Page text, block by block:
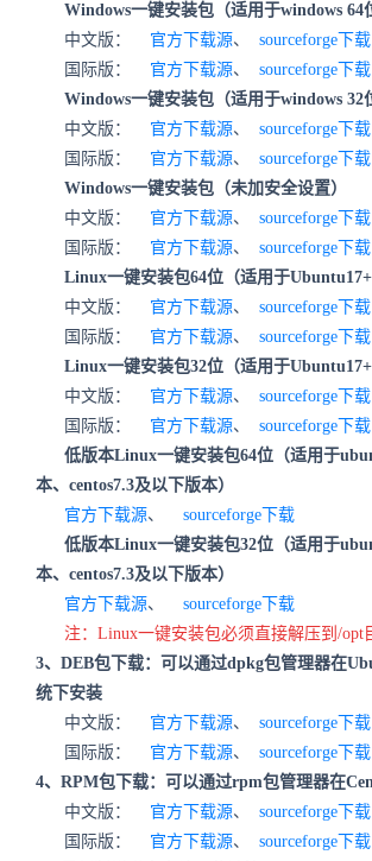
Windows一键安装包（适用于windows 64
中文版： 官方下载源、 sourceforge下载
国际版： 官方下载源、 sourceforge下载
Windows一键安装包（适用于windows 32
中文版： 官方下载源、 sourceforge下载
国际版： 官方下载源、 sourceforge下载
Windows一键安装包（未加安全设置）
中文版： 官方下载源、 sourceforge下载
国际版： 官方下载源、 sourceforge下载
Linux一键安装包64位（适用于Ubuntu17+
中文版： 官方下载源、 sourceforge下载
国际版： 官方下载源、 sourceforge下载
Linux一键安装包32位（适用于Ubuntu17+
中文版： 官方下载源、 sourceforge下载
国际版： 官方下载源、 sourceforge下载
低版本Linux一键安装包64位（适用于
本、centos7.3及以下版本）
官方下载源、 sourceforge下载
低版本Linux一键安装包32位（适用于
本、centos7.3及以下版本）
官方下载源、 sourceforge下载
注：Linux一键安装包必须直接解压到/opt
3、DEB包下载：可以通过dpkg包管理器在
统下安装
中文版： 官方下载源、 sourceforge下载
国际版： 官方下载源、 sourceforge下载
4、RPM包下载：可以通过rpm包管理器在
中文版： 官方下载源、 sourceforge下载
国际版： 官方下载源、 sourceforge下载